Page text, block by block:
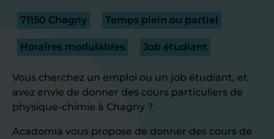
71150 Chagny Temps plein ou partiel
Horaires modulables Job étudiant
Vous cherchez un emploi ou un job étudiant, et
avez envie de donner des cours particuliers de
physique-chimie à Chagny ?
Acadomia vous propose de donner des cours de